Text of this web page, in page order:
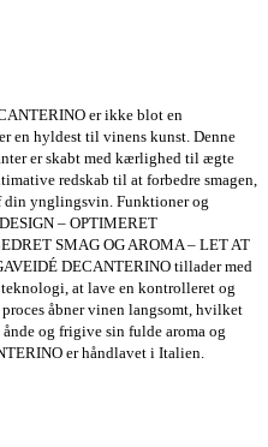
er ikke blot en
en hyldest til vinens kunst. Denne
er skabt med kærlighed til ægte
redskab til at forbedre smagen,
din ynglingsvin. Funktioner og
– OPTIMERET
SMAG OG AROMA – LET AT
DECANTERINO tillader med
at lave en kontrolleret og
åbner vinen langsomt, hvilket
og frigive sin fulde aroma og
er håndlavet i Italien.